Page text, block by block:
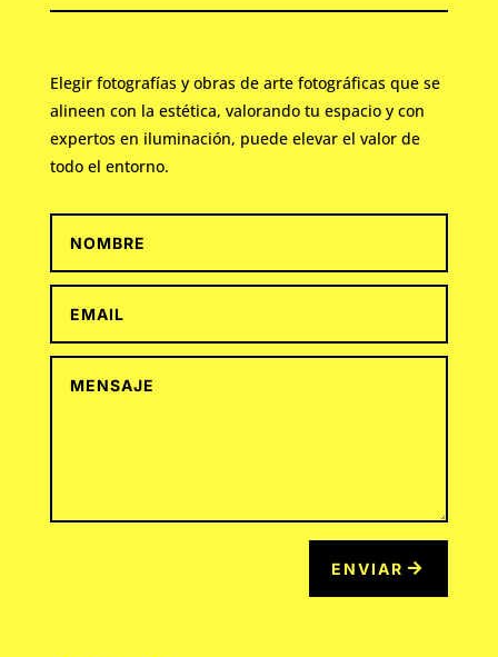
Elegir fotografías y obras de arte fotográficas que se
alineen con la estética, valorando tu espacio y con
expertos en iluminación, puede elevar el valor de
todo el entorno.
ENVIAR